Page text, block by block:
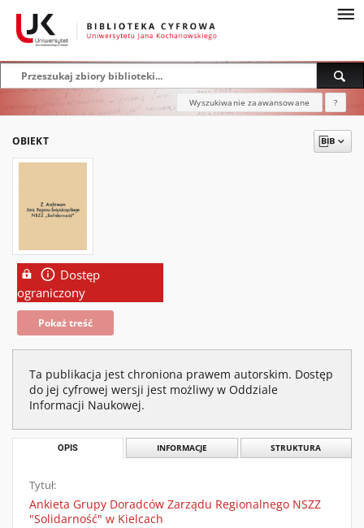
Wyszukiwanie zaawansowane ?
OBIEKT
Dostęp
ograniczony
Pokaż treść
Ta publikacja jest chroniona prawem autorskim. Dostęp
do jej cyfrowej wersji jest możliwy w Oddziale
Informacji Naukowej.
OPIS INFORMACJE STRUKTURA
Tytuł:
Ankieta Grupy Doradców Zarządu Regionalnego NSZZ
"Solidarność" w Kielcach